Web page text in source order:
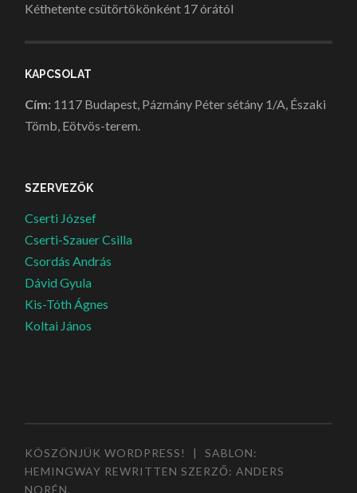
Kéthetente csütörtökönként 17 órától
KAPCSOLAT
Cím: 1117 Budapest, Pázmány Péter sétány 1/A, Északi
Tömb, Eötvös-terem.
SZERVEZŐK
Cserti József
Cserti-Szauer Csilla
Csordás András
Dávid Gyula
Kis-Tóth Ágnes
Koltai János
KÖSZÖNJÜK WORDPRESS! |
SABLON:
HEMINGWAY REWRITTEN SZERZŐ:ANDERS
NORÉN.